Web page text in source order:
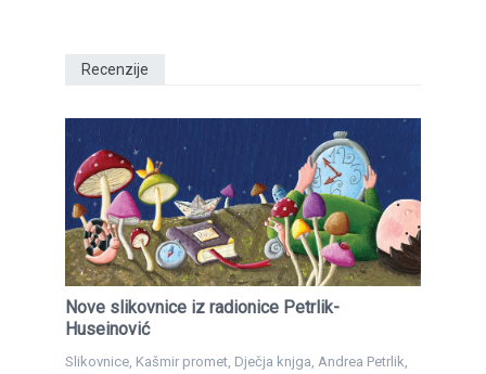
Recenzije
Nove slikovnice iz radionice Petrlik-
Huseinović
Slikovnice, Kašmir promet, Dječja knjga, Andrea Petrlik,